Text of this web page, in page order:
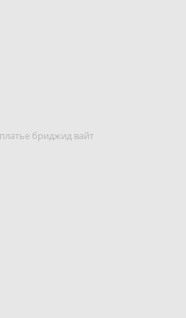
бриджид вайт